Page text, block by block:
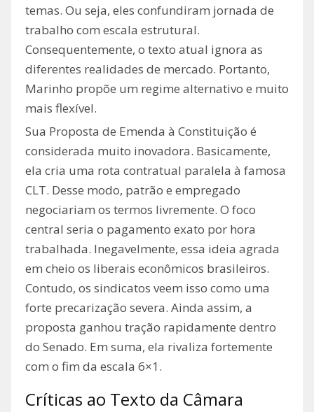
temas. Ou seja, eles confundiram jornada de
trabalho com escala estrutural.
Consequentemente, o texto atual ignora as
diferentes realidades de mercado. Portanto,
Marinho propõe um regime alternativo e muito
mais flexível.
Sua Proposta de Emenda à Constituição é
considerada muito inovadora. Basicamente,
ela cria uma rota contratual paralela à famosa
CLT. Desse modo, patrão e empregado
negociariam os termos livremente. O foco
central seria o pagamento exato por hora
trabalhada. Inegavelmente, essa ideia agrada
em cheio os liberais econômicos brasileiros.
Contudo, os sindicatos veem isso como uma
forte precarização severa. Ainda assim, a
proposta ganhou tração rapidamente dentro
do Senado. Em suma, ela rivaliza fortemente
com o fim da escala 6×1.
Críticas ao Texto da Câmara